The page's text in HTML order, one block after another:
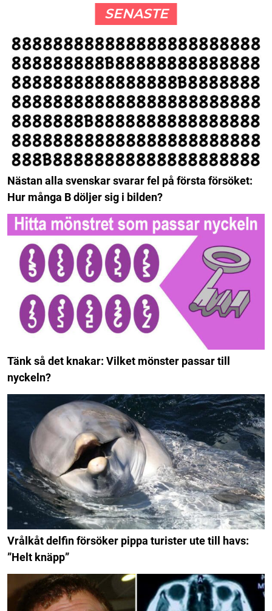
SENASTE
Nästan alla svenskar svarar fel på första försöket:
Hur många B döljer sig i bilden?
Tänk så det knakar: Vilket mönster passar till
nyckeln?
Vrålkåt delfin försöker pippa turister ute till havs:
”Helt knäpp”